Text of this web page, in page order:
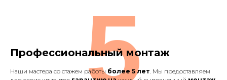
Профессиональный монтаж
Наши мастера со стажем работы более 5 лет . Мы предоставляем
5